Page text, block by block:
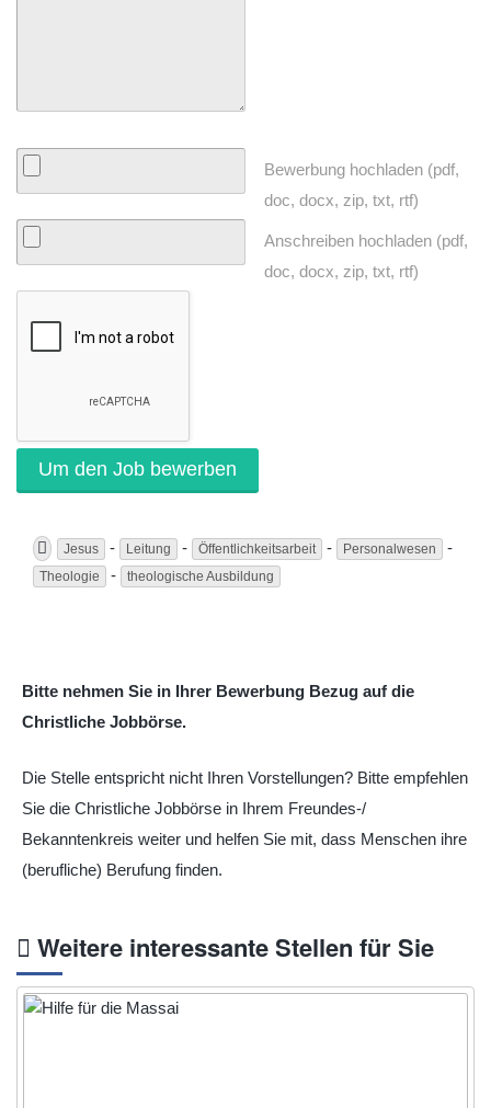
Bewerbung hochladen (pdf,
doc, docx, zip, txt, rtf)
Anschreiben hochladen (pdf,
doc, docx, zip, txt, rtf)
Jesus - Leitung - Öffentlichkeitsarbeit - Personalwesen -
Theologie - theologische Ausbildung
Bitte nehmen Sie in Ihrer Bewerbung Bezug auf die
Christliche Jobbörse.
Die Stelle entspricht nicht Ihren Vorstellungen? Bitte empfehlen
Sie die Christliche Jobbörse in Ihrem Freundes-/
Bekanntenkreis weiter und helfen Sie mit, dass Menschen ihre
(berufliche) Berufung finden.
Weitere interessante Stellen für Sie